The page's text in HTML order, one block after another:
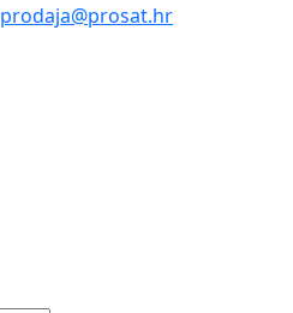
prodaja@prosat.hr